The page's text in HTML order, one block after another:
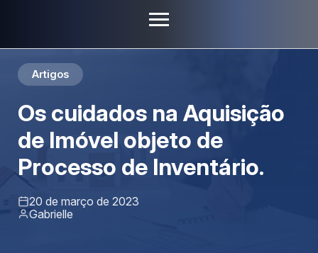
Artigos
Os cuidados na Aquisição
de Imóvel objeto de
Processo de Inventário.
20 de março de 2023
Gabrielle